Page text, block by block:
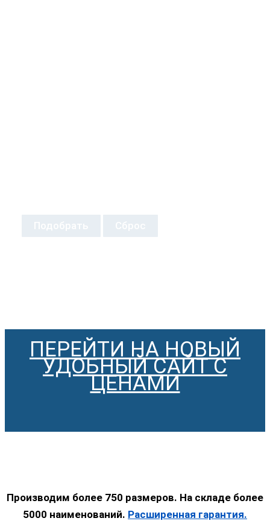
ПЕРЕЙТИ НА НОВЫЙ
УДОБНЫЙ САЙТ С
ЦЕНАМИ
Производим более 750 размеров. На складе более
5000 наименований. Расширенная гарантия.